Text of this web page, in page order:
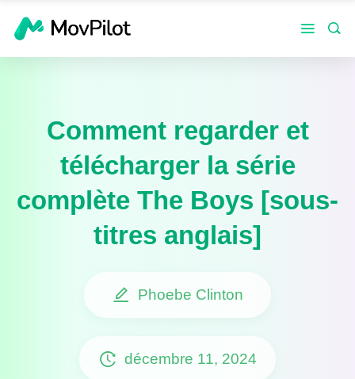
Comment regarder et
télécharger la série
complète The Boys [sous-
titres anglais]
Phoebe Clinton
décembre 11, 2024